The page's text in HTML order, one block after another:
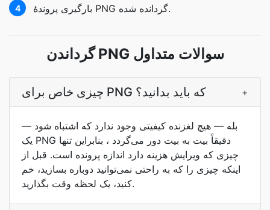
4 بارگیری پروندۀ PNG گردانده شده.
گرداندن PNG سوالات متداول
چیزی خاص برای PNG که باید بدانید؟ +
بله — هیچ لغزنده کیفیتی وجود ندارد که اشتباه شود —
یک PNG دقیقاً بیت به بیت دور می‌گردد ، بنابراین تنها
چیزی که ویرایش هزینه دارد اندازه پرونده است. قبل از
اینکه چیزی را که به راحتی نمی‌توانید دوباره بسازید، خم
کنید، یک لحظه وقت بگذارید.